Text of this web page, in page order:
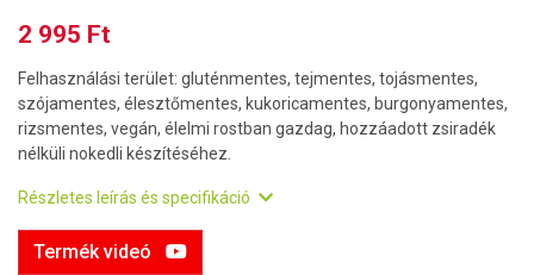
2 995 Ft
Felhasználási terület: gluténmentes, tejmentes, tojásmentes,
szójamentes, élesztőmentes, kukoricamentes, burgonyamentes,
rizsmentes, vegán, élelmi rostban gazdag, hozzáadott zsiradék
nélküli nokedli készítéséhez.
Részletes leírás és specifikáció
Termék videó